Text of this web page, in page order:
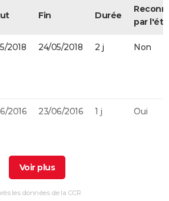
Fin Durée
par
2018 24/05/2018 2 j Non
2016 23/06/2016 1 j Oui
2011 08/01/2011
les données de la CCR